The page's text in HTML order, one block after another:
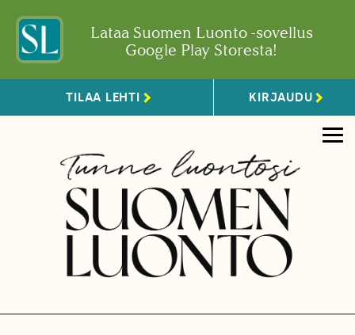
Lataa Suomen Luonto -sovellus
Google Play Storesta!
TILAA LEHTI KIRJAUDU